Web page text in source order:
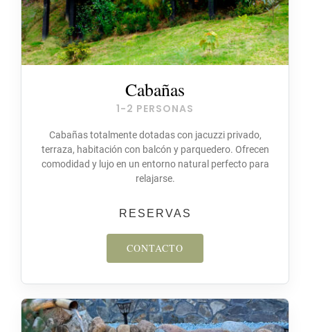
Cabañas
1-2 PERSONAS
Cabañas totalmente dotadas con jacuzzi privado,
terraza, habitación con balcón y parquedero. Ofrecen
comodidad y lujo en un entorno natural perfecto para
relajarse.
RESERVAS
CONTACTO